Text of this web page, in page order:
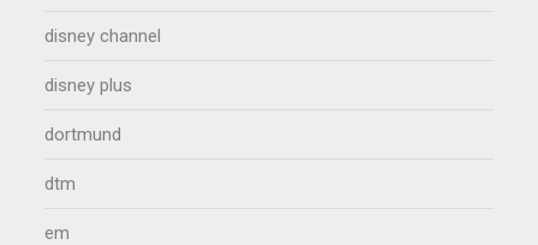
disney channel
disney plus
dortmund
dtm
em